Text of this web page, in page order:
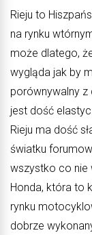
Rieju to
na rynku
może dlatego,
wygląda jak by
porównywalny z
jest dość
Rieju ma dość
światku
wszystko co nie
Honda, która to
rynku
dobrze